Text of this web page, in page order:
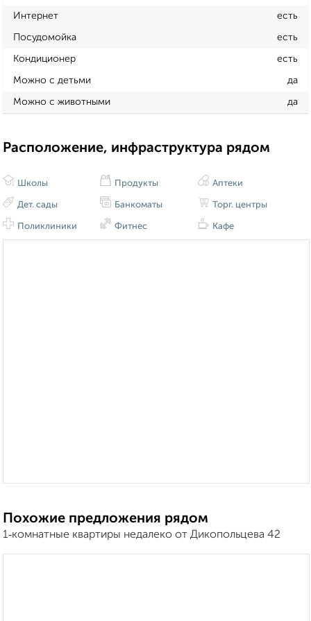
Интернет есть
Посудомойка есть
Кондиционер есть
Можно с детьми да
Можно с животными да
Расположение, инфраструктура рядом
Школы
Дет. сады
Поликлиники
Продукты
Банкоматы
Фитнес
Аптеки
Торг. центры
Кафе
Похожие предложения рядом
1‑комнатные квартиры недалеко от Дикопольцева 42